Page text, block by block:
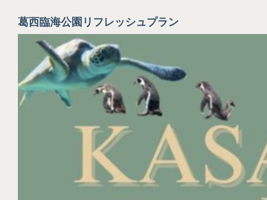
葛西臨海公園リフレッシュプラン